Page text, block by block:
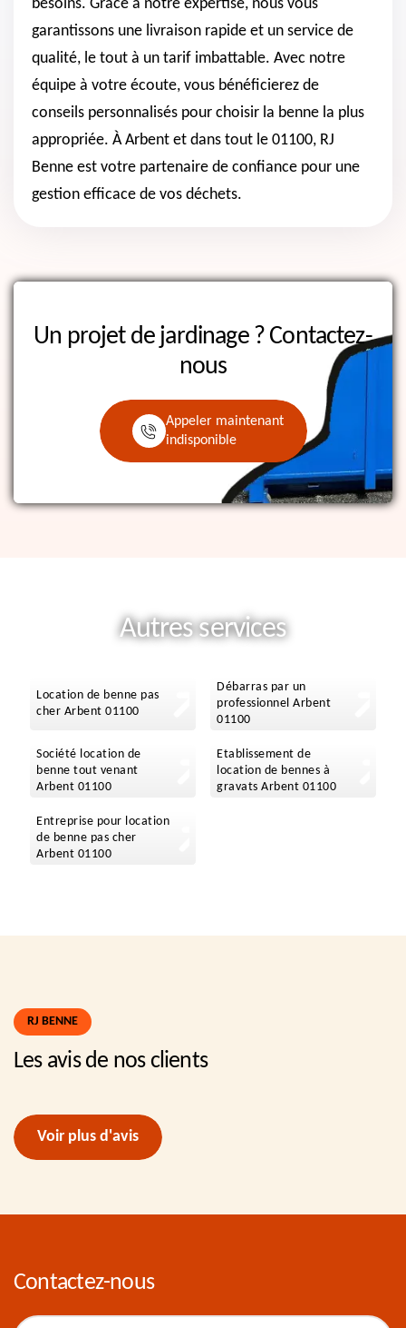
besoins. Grâce à notre expertise, nous vous
garantissons une livraison rapide et un service de
qualité, le tout à un tarif imbattable. Avec notre
équipe à votre écoute, vous bénéficierez de
conseils personnalisés pour choisir la benne la plus
appropriée. À Arbent et dans tout le 01100, RJ
Benne est votre partenaire de confiance pour une
gestion efficace de vos déchets.
Un projet de jardinage ? Contactez-
nous
Appeler maintenant
indisponible
Autres services
Location de benne pas
cher Arbent 01100
Débarras par un
professionnel Arbent
01100
Société location de
benne tout venant
Arbent 01100
Etablissement de
location de bennes à
gravats Arbent 01100
Entreprise pour location
de benne pas cher
Arbent 01100
RJ BENNE
Les avis de nos clients
Voir plus d'avis
Contactez-nous